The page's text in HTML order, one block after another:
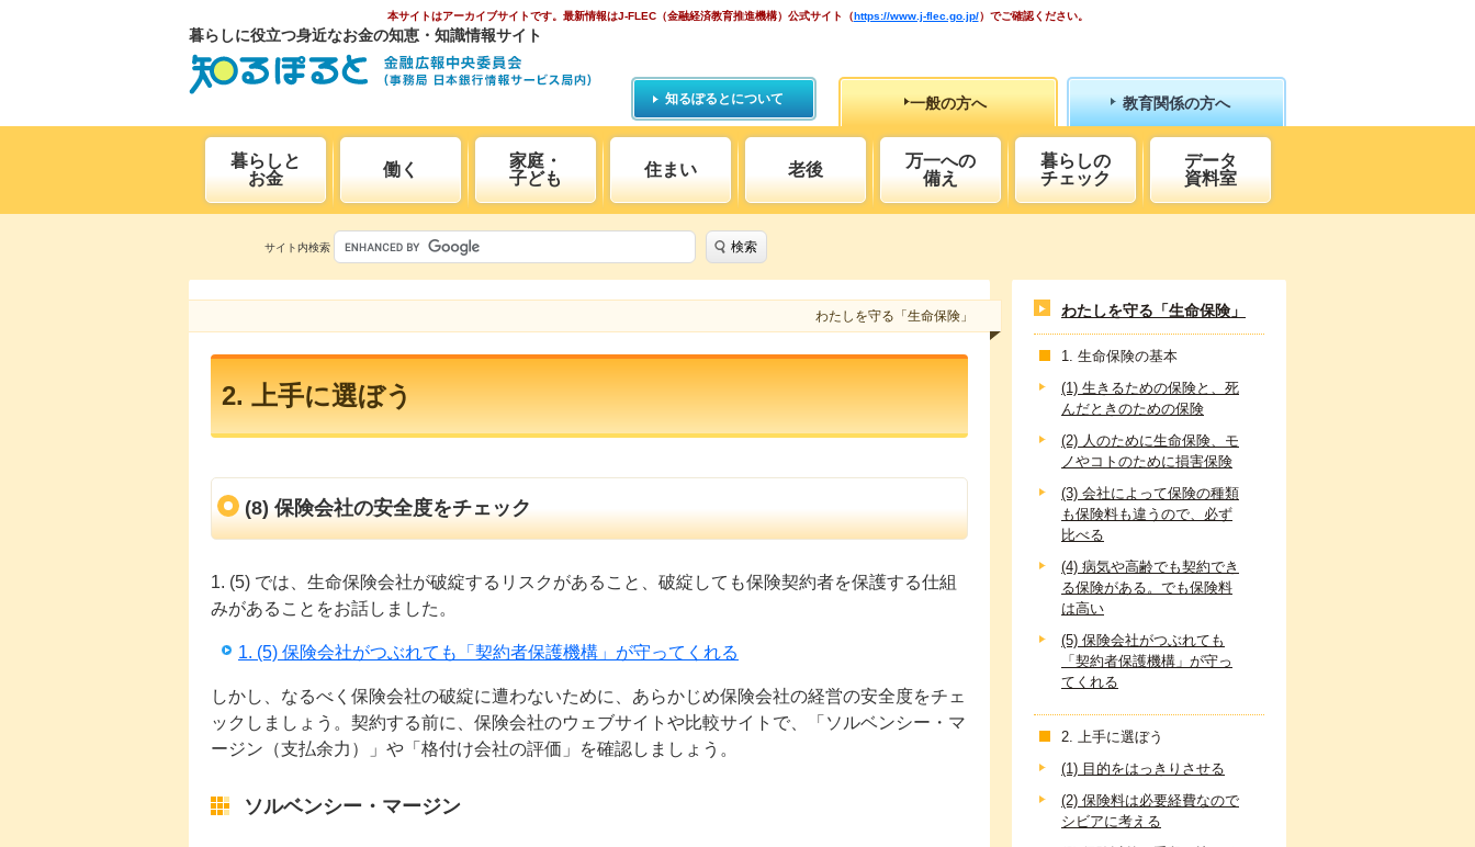
本サイトはアーカイブサイトです。 最新情報はJ-FLEC（金融経済教育推進機構）公式サイト （https://www.j-flec.go.jp/）でご確認ください。
暮らしに役立つ身近なお金の知恵・知識情報サイト
知るぽるとについて 一般の方へ 教育関係の方へ
暮らしと
お金
働く
家庭・
子ども
住まい 老後
万一への
備え
暮らしの
チェック
データ
資料室
サイト内検索 検索
わたしを守る「生命保険」
2. 上手に選ぼう
(8) 保険会社の安全度をチェック
1. (5) では、生命保険会社が破綻するリスクがあること、破綻しても保険契約者を保護する仕組
みがあることをお話しました。
1. (5) 保険会社がつぶれても「契約者保護機構」が守ってくれる
しかし、なるべく保険会社の破綻に遭わないために、あらかじめ保険会社の経営の安全度をチェ
ックしましょう。契約する前に、保険会社のウェブサイトや比較サイトで、「ソルベンシー・マ
ージン（支払余力）」や「格付け会社の評価」を確認しましょう。
ソルベンシー・マージン
わたしを守る「生命保険」
1. 生命保険の基本
(1) 生きるための保険と、死
んだときのための保険
(2) 人のために生命保険、モ
ノやコトのために損害保険
(3) 会社によって保険の種類
も保険料も違うので、必ず
比べる
(4) 病気や高齢でも契約でき
る保険がある。でも保険料
は高い
(5) 保険会社がつぶれても
「契約者保護機構」が守っ
てくれる
2. 上手に選ぼう
(1) 目的をはっきりさせる
(2) 保険料は必要経費なので
シビアに考える